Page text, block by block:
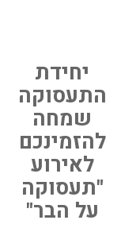
יחידת
התעסוקה
שמחה
להזמינכם
לאירוע
"תעסוקה
על הבר"